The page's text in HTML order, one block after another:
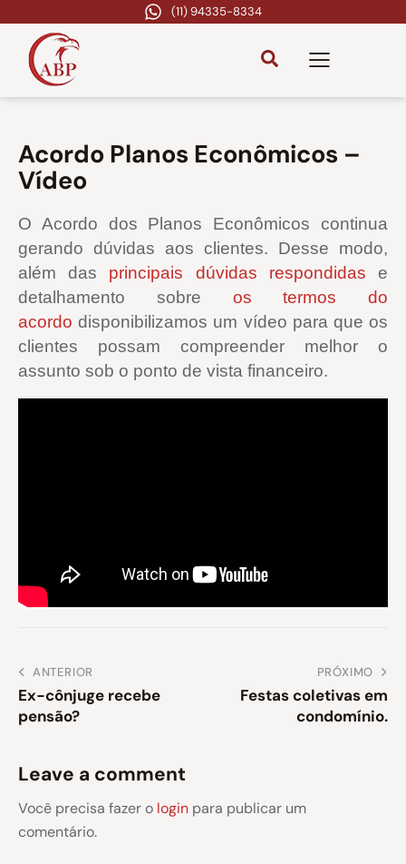
(11) 94335-8334
Acordo Planos Econômicos –
Vídeo
O Acordo dos Planos Econômicos continua
gerando dúvidas aos clientes. Desse modo,
além das principais dúvidas respondidas e
detalhamento sobre os termos do
acordo disponibilizamos um vídeo para que os
clientes possam compreender melhor o
assunto sob o ponto de vista financeiro.
ANTERIOR
Ex-cônjuge recebe
pensão?
PRÓXIMO
Festas coletivas em
condomínio.
Leave a comment
Você precisa fazer o login para publicar um
comentário.